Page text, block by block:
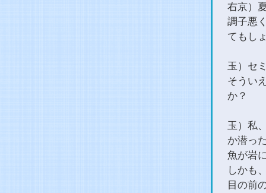
右京）
調子悪
てもし
玉）セ
そうい
か？
玉）私
か潜っ
魚が岩
しかも
目の前